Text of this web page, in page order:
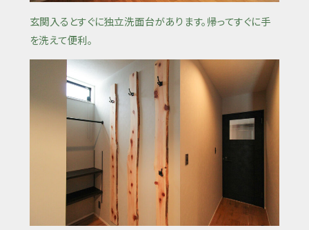
玄関入るとすぐに独立洗面台があります。帰ってすぐに手
を洗えて便利。